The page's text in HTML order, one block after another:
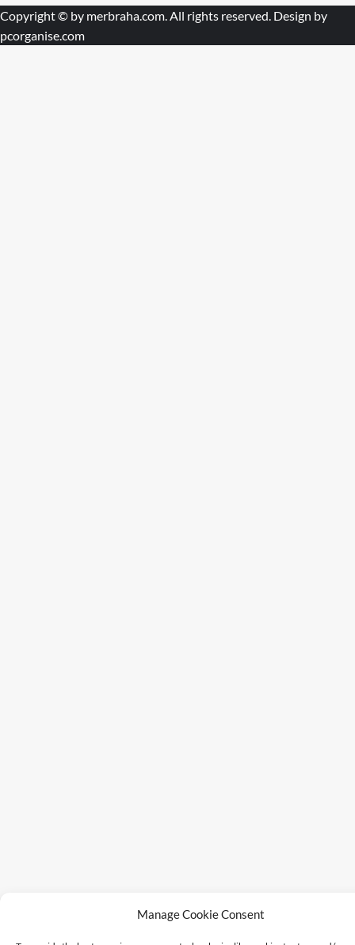
Manage Cookie Consent
Copyright © by merbraha.com . All rights reserved. Design by
pcorganise.com